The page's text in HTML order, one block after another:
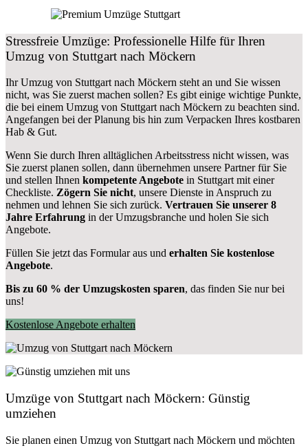
Stressfreie Umzüge: Professionelle Hilfe für Ihren
Umzug von Stuttgart nach Möckern
Ihr Umzug von Stuttgart nach Möckern steht an und Sie wissen
nicht, was Sie zuerst machen sollen? Es gibt einige wichtige Punkte,
die bei einem Umzug von Stuttgart nach Möckern zu beachten sind.
Angefangen bei der Planung bis hin zum Verpacken Ihres kostbaren
Hab & Gut.
Wenn Sie durch Ihren alltäglichen Arbeitsstress nicht wissen, was
Sie zuerst planen sollen, dann übernehmen unsere Partner für Sie
und stellen Ihnen kompetente Angebote in Stuttgart mit einer
Checkliste. Zögern Sie nicht, unsere Dienste in Anspruch zu
nehmen und lehnen Sie sich zurück. Vertrauen Sie unserer 8
Jahre Erfahrung in der Umzugsbranche und holen Sie sich
Angebote.
Füllen Sie jetzt das Formular aus und erhalten Sie kostenlose
Angebote.
Bis zu 60 % der Umzugskosten sparen, das finden Sie nur bei
uns!
Kostenlose Angebote erhalten
Umzüge von Stuttgart nach Möckern: Günstig
umziehen
Sie planen einen Umzug von Stuttgart nach Möckern und möchten